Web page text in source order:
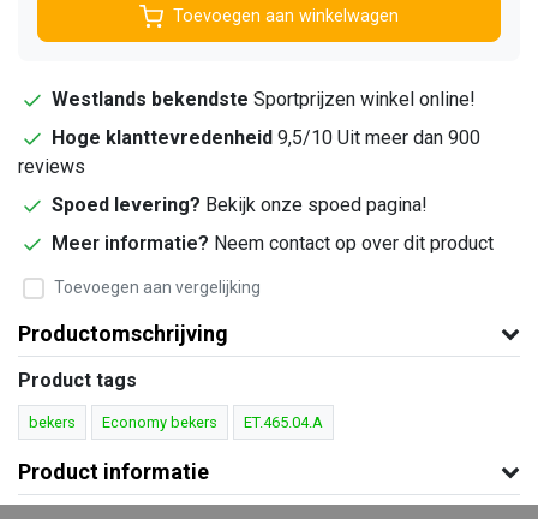
Toevoegen aan winkelwagen
Westlands bekendste Sportprijzen winkel online!
Hoge klanttevredenheid 9,5/10 Uit meer dan 900
reviews
Spoed levering? Bekijk onze spoed pagina!
Meer informatie? Neem contact op over dit product
Toevoegen aan vergelijking
Productomschrijving
Product tags
bekers Economy bekers ET.465.04.A
Product informatie